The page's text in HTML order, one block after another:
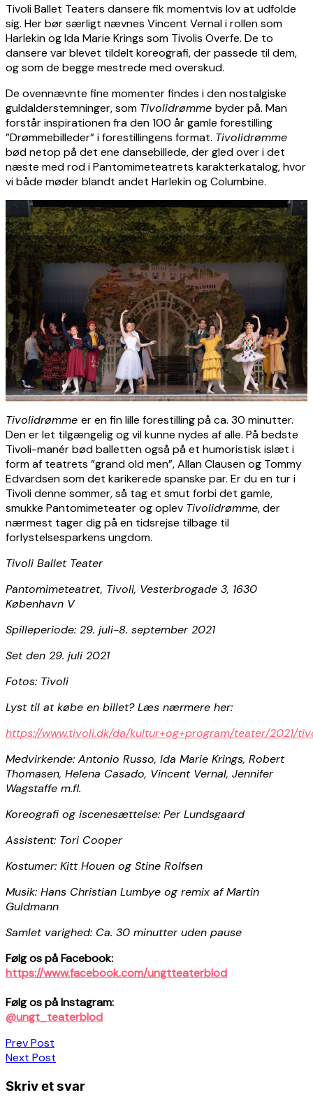
Tivoli Ballet Teaters dansere fik momentvis lov at udfolde
sig. Her bør særligt nævnes Vincent Vernal i rollen som
Harlekin og Ida Marie Krings som Tivolis Overfe. De to
dansere var blevet tildelt koreografi, der passede til dem,
og som de begge mestrede med overskud.
De ovennævnte fine momenter findes i den nostalgiske
guldalderstemninger, som Tivolidrømme byder på. Man
forstår inspirationen fra den 100 år gamle forestilling
”Drømmebilleder” i forestillingens format. Tivolidrømme
bød netop på det ene dansebillede, der gled over i det
næste med rod i Pantomimeteatrets karakterkatalog, hvor
vi både møder blandt andet Harlekin og Columbine.
Tivolidrømme er en fin lille forestilling på ca. 30 minutter.
Den er let tilgængelig og vil kunne nydes af alle. På bedste
Tivoli-manér bød balletten også på et humoristisk islæt i
form af teatrets ”grand old men”, Allan Clausen og Tommy
Edvardsen som det karikerede spanske par. Er du en tur i
Tivoli denne sommer, så tag et smut forbi det gamle,
smukke Pantomimeteater og oplev Tivolidrømme, der
nærmest tager dig på en tidsrejse tilbage til
forlystelsesparkens ungdom.
Tivoli Ballet Teater
Pantomimeteatret, Tivoli, Vesterbrogade 3, 1630
København V
Spilleperiode: 29. juli-8. september 2021
Set den 29. juli 2021
Fotos: Tivoli
Lyst til at købe en billet? Læs nærmere her:
https://www.tivoli.dk/da/kultur+og+program/teater/2021/
Medvirkende: Antonio Russo, Ida Marie Krings, Robert
Thomasen, Helena Casado, Vincent Vernal, Jennifer
Wagstaffe m.fl.
Koreografi og iscenesættelse: Per Lundsgaard
Assistent: Tori Cooper
Kostumer: Kitt Houen og Stine Rolfsen
Musik: Hans Christian Lumbye og remix af Martin
Guldmann
Samlet varighed: Ca. 30 minutter uden pause
Følg os på Facebook:
https://www.facebook.com/ungtteaterblod
Følg os på Instagram:
@ungt_teaterblod
Indlægsnavigation
Prev Post
Next Post
Skriv et svar